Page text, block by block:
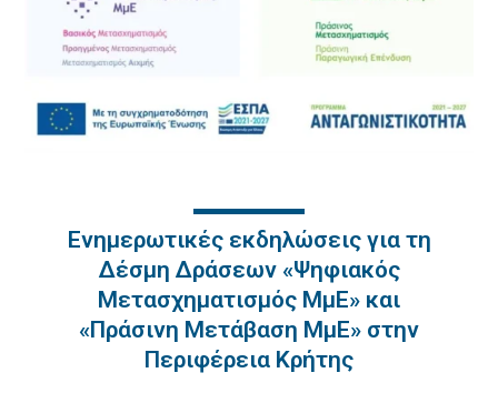
Ενημερωτικές εκδηλώσεις για τη
Δέσμη Δράσεων «Ψηφιακός
Μετασχηματισμός ΜμΕ» και
«Πράσινη Μετάβαση ΜμΕ» στην
Περιφέρεια Κρήτης